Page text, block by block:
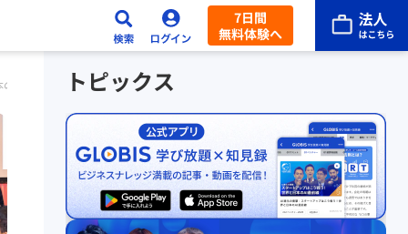
7日間
無料体験へ
IT企業が世界で勝ち抜くためには？
トピックス